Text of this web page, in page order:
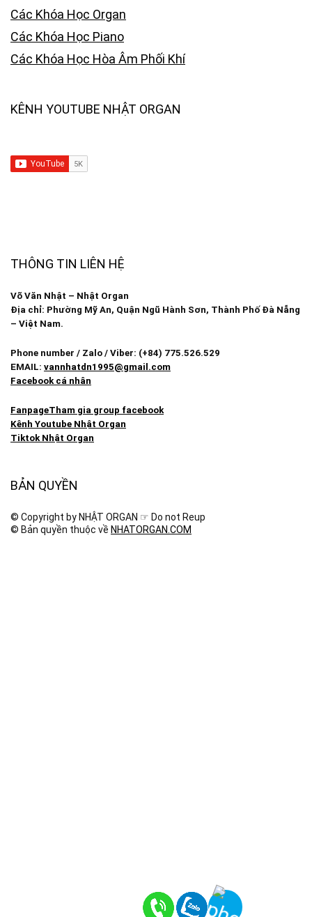
Các Khóa Học Organ
Các Khóa Học Piano
Các Khóa Học Hòa Âm Phối Khí
KÊNH YOUTUBE NHẬT ORGAN
THÔNG TIN LIÊN HỆ
Võ Văn Nhật – Nhật Organ
Địa chỉ: Phường Mỹ An, Quận Ngũ Hành Sơn, Thành Phố Đà Nẵng
– Việt Nam.
Phone number / Zalo / Viber: (+84) 775.526.529
EMAIL: vannhatdn1995@gmail.com
Facebook cá nhân
FanpageTham gia group facebook
Kênh Youtube Nhật Organ
Tiktok Nhật Organ
BẢN QUYỀN
© Copyright by NHẬT ORGAN ☞ Do not Reup
© Bản quyền thuộc về NHATORGAN.COM